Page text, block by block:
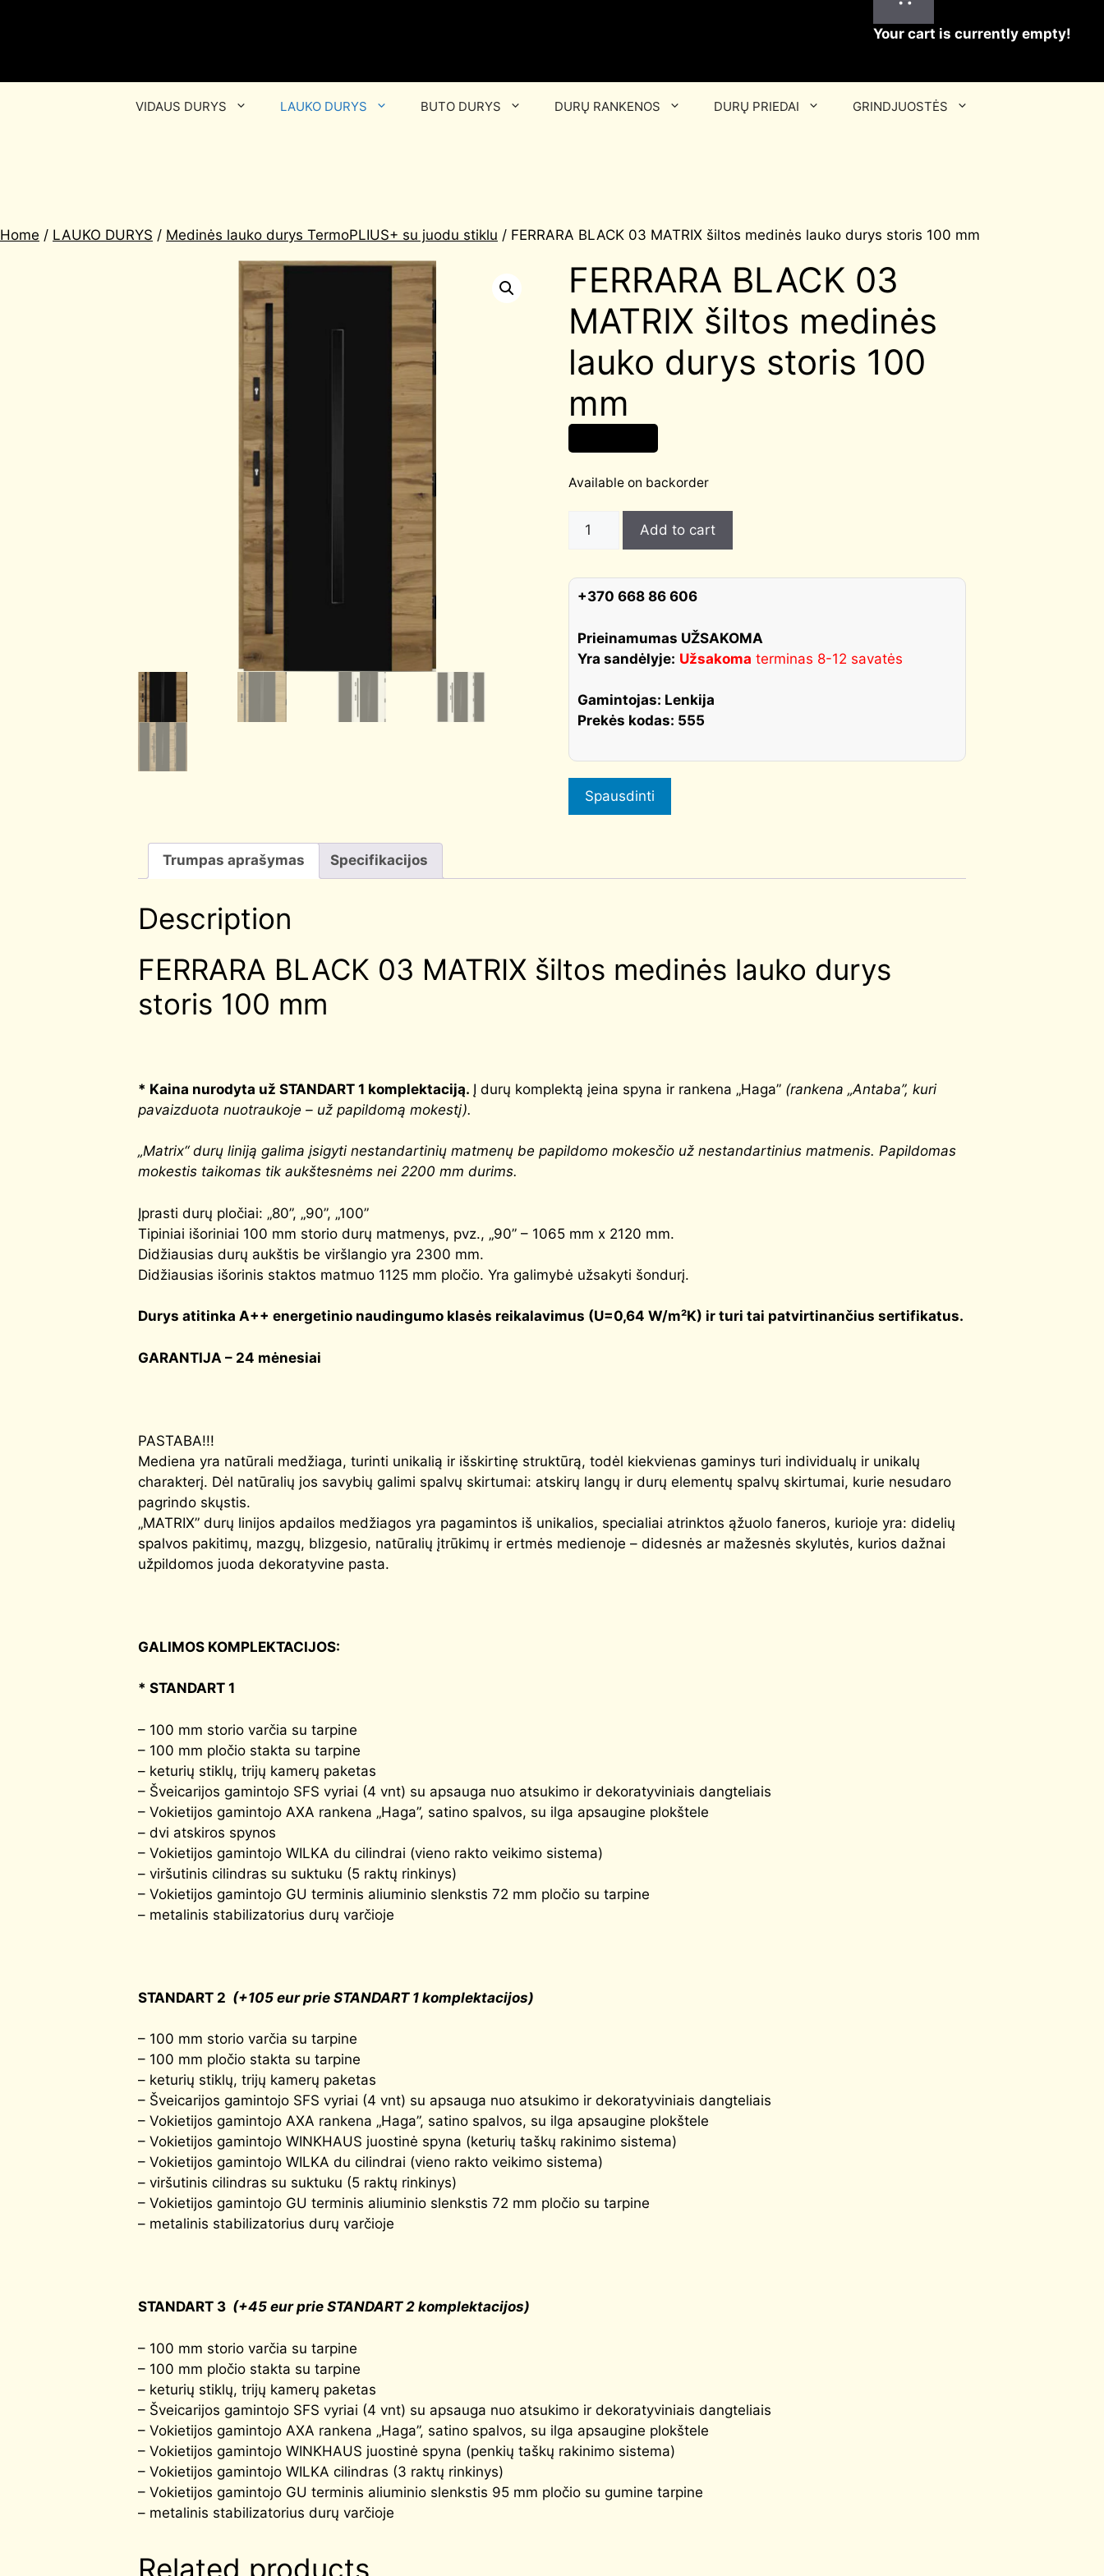
Your cart is currently empty!
VIDAUS DURYS LAUKO DURYS BUTO DURYS DURŲ RANKENOS DURŲ PRIEDAI GRINDJUOSTĖS
Home / LAUKO DURYS / Medinės lauko durys TermoPLIUS+ su juodu stiklu / FERRARA BLACK 03 MATRIX šiltos medinės lauko durys storis 100 mm
FERRARA BLACK 03
MATRIX šiltos medinės
lauko durys storis 100
mm
Available on backorder
FERRARA
MATRIX
šiltos
lauko
durys
100
mm
Add to cart
+370 668 86 606
Prieinamumas UŽSAKOMA
Yra sandėlyje: Užsakoma terminas 8-12 savatės
Gamintojas: Lenkija
Prekės kodas: 555
Spausdinti
Trumpas aprašymas Specifikacijos
Description
FERRARA BLACK 03 MATRIX šiltos medinės lauko durys
storis 100 mm
* Kaina nurodyta už STANDART 1 komplektaciją. Į durų komplektą įeina spyna ir rankena „Haga” (rankena „Antaba”, kuri
pavaizduota nuotraukoje – už papildomą mokestį).
„Matrix“durų liniją galima įsigyti nestandartinių matmenų be papildomo mokesčio už nestandartinius matmenis. Papildomas
mokestis taikomas tik aukštesnėms nei 2200 mm durims.
Įprasti durų pločiai: „80”, „90”, „100”
Tipiniai išoriniai 100 mm storio durų matmenys, pvz., „90” – 1065 mm x 2120 mm.
Didžiausias durų aukštis be viršlangio yra 2300 mm.
Didžiausias išorinis staktos matmuo 1125 mm pločio. Yra galimybė užsakyti šondurį.
Durys atitinka A++ energetinio naudingumo klasės reikalavimus (U=0,64 W/m²K) ir turi tai patvirtinančius sertifikatus.
GARANTIJA – 24 mėnesiai
PASTABA!!!
Mediena yra natūrali medžiaga, turinti unikalią ir išskirtinę struktūrą, todėl kiekvienas gaminys turi individualų ir unikalų
charakterį. Dėl natūralių jos savybių galimi spalvų skirtumai: atskirų langų ir durų elementų spalvų skirtumai, kurie nesudaro
pagrindo skųstis.
„MATRIX” durų linijos apdailos medžiagos yra pagamintos iš unikalios, specialiai atrinktos ąžuolo faneros, kurioje yra: didelių
spalvos pakitimų, mazgų, blizgesio, natūralių įtrūkimų ir ertmės medienoje – didesnės ar mažesnės skylutės, kurios dažnai
užpildomos juoda dekoratyvine pasta.
GALIMOS KOMPLEKTACIJOS:
* STANDART 1
– 100 mm storio varčia su tarpine
– 100 mm pločio stakta su tarpine
– keturių stiklų, trijų kamerų paketas
– Šveicarijos gamintojo SFS vyriai (4 vnt) su apsauga nuo atsukimo ir dekoratyviniais dangteliais
– Vokietijos gamintojo AXA rankena „Haga”, satino spalvos, su ilga apsaugine plokštele
– dvi atskiros spynos
– Vokietijos gamintojo WILKA du cilindrai (vieno rakto veikimo sistema)
– viršutinis cilindras su suktuku (5 raktų rinkinys)
– Vokietijos gamintojo GU terminis aliuminio slenkstis 72 mm pločio su tarpine
– metalinis stabilizatorius durų varčioje
STANDART 2 (+105 eur prie STANDART 1 komplektacijos)
– 100 mm storio varčia su tarpine
– 100 mm pločio stakta su tarpine
– keturių stiklų, trijų kamerų paketas
– Šveicarijos gamintojo SFS vyriai (4 vnt) su apsauga nuo atsukimo ir dekoratyviniais dangteliais
– Vokietijos gamintojo AXA rankena „Haga”, satino spalvos, su ilga apsaugine plokštele
– Vokietijos gamintojo WINKHAUS juostinė spyna (keturių taškų rakinimo sistema)
– Vokietijos gamintojo WILKA du cilindrai (vieno rakto veikimo sistema)
– viršutinis cilindras su suktuku (5 raktų rinkinys)
– Vokietijos gamintojo GU terminis aliuminio slenkstis 72 mm pločio su tarpine
– metalinis stabilizatorius durų varčioje
STANDART 3 (+45 eur prie STANDART 2 komplektacijos)
– 100 mm storio varčia su tarpine
– 100 mm pločio stakta su tarpine
– keturių stiklų, trijų kamerų paketas
– Šveicarijos gamintojo SFS vyriai (4 vnt) su apsauga nuo atsukimo ir dekoratyviniais dangteliais
– Vokietijos gamintojo AXA rankena „Haga”, satino spalvos, su ilga apsaugine plokštele
– Vokietijos gamintojo WINKHAUS juostinė spyna (penkių taškų rakinimo sistema)
– Vokietijos gamintojo WILKA cilindras (3 raktų rinkinys)
– Vokietijos gamintojo GU terminis aliuminio slenkstis 95 mm pločio su gumine tarpine
– metalinis stabilizatorius durų varčioje
Related products